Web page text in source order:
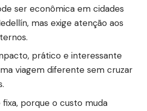
ser econômica em cidades
mas exige atenção aos
prático e interessante
viagem diferente sem cruzar
fixa, porque o custo muda